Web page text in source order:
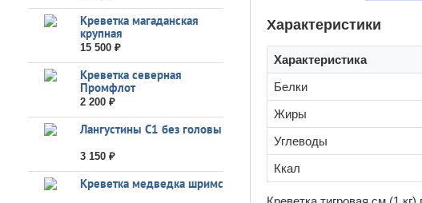
Креветка магаданская
крупная
15 500 ₽
Креветка северная
Промфлот
2 200 ₽
Лангустины С1 без головы
3 150 ₽
Креветка медведка шримс
Характеристики
Характеристика
Белки
Жиры
Углеводы
Ккал